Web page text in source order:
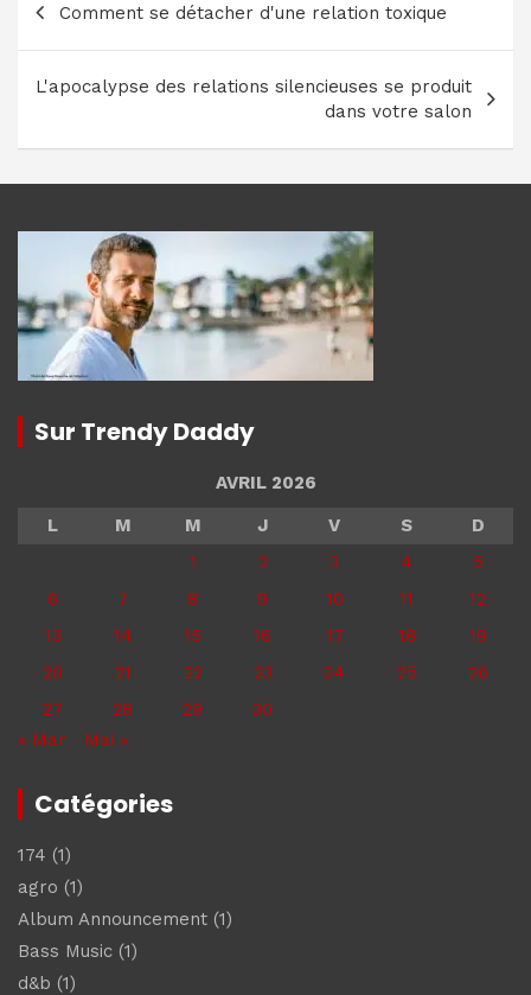
de
l’article
Comment se détacher d'une relation toxique
L'apocalypse des relations silencieuses se produit
dans votre salon
Sur Trendy Daddy
AVRIL 2026
L
M M J V S
D
1
2 3 4
5
6
7 8 9 10 11
12
13
14 15 16 17 18
19
20
21 22 23 24 25
26
27
28 29
30
« Mar
Mai »
Catégories
174 (1)
agro (1)
Album Announcement (1)
Bass Music (1)
d&b (1)